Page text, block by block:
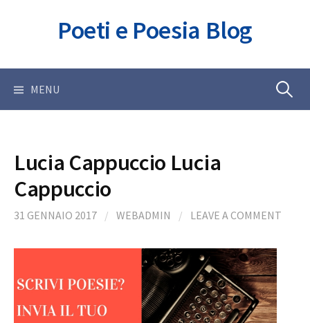
Poeti e Poesia Blog
MENU Ricerca
Lucia Cappuccio Lucia
Cappuccio
31 GENNAIO 2017 / WEBADMIN / LEAVE A COMMENT